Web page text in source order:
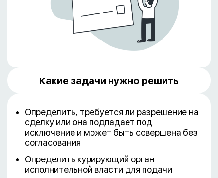
Какие задачи нужно решить
Определить, требуется ли разрешение на
сделку или она подпадает под
исключение и может быть совершена без
согласования
Определить курирующий орган
исполнительной власти для подачи